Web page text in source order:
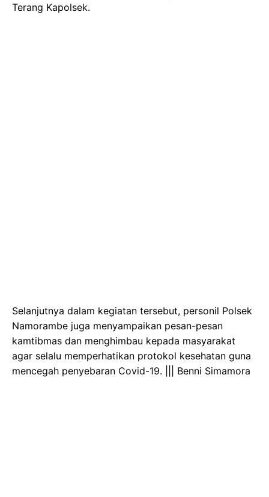
Terang Kapolsek.
Selanjutnya dalam kegiatan tersebut, personil Polsek
Namorambe juga menyampaikan pesan-pesan
kamtibmas dan menghimbau kepada masyarakat
agar selalu memperhatikan protokol kesehatan guna
mencegah penyebaran Covid-19. ||| Benni Simamora